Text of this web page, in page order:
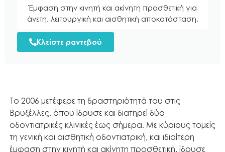
Έμφαση στην κινητή και ακίνητη προσθετική για
άνετη, λειτουργική και αισθητική αποκατάσταση.
Κλείστε ραντεβού
Το 2006 μετέφερε τη δραστηριότητά του στις
Βρυξέλλες, όπου ίδρυσε και διατηρεί δύο
οδοντιατρικές κλινικές έως σήμερα. Με κύριους τομείς
τη γενική και αισθητική οδοντιατρική, και ιδιαίτερη
έμφαση στην κινητή και ακίνητη προσθετική, ίδρυσε